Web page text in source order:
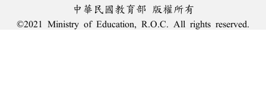
中華民國教育部 版權所有
©2021 Ministry of Education, R.O.C. All rights reserved.